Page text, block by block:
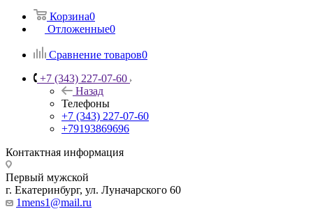
Корзина0
Отложенные0
Сравнение товаров0
+7 (343) 227-07-60
Назад
Телефоны
+7 (343) 227-07-60
+79193869696
Контактная информация
Первый мужской
г. Екатеринбург, ул. Луначарского 60
1mens1@mail.ru